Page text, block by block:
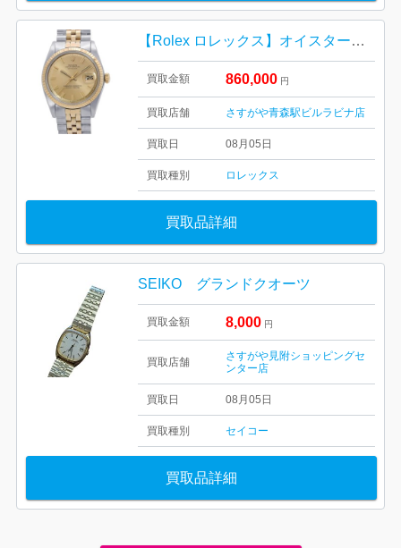
【Rolex ロレックス】オイスターパペチュアル・デイトジャスト・16233・ゴールドコンビ・シャンパン文字盤・メンズ・レディース
買取金額 860,000 円
買取店舗 さすがや青森駅ビルラビナ店
買取日 08月05日
買取種別 ロレックス
買取品詳細
SEIKO グランドクオーツ
買取金額 8,000 円
買取店舗
さすがや見附ショッピングセ
ンター店
買取日 08月05日
買取種別 セイコー
買取品詳細